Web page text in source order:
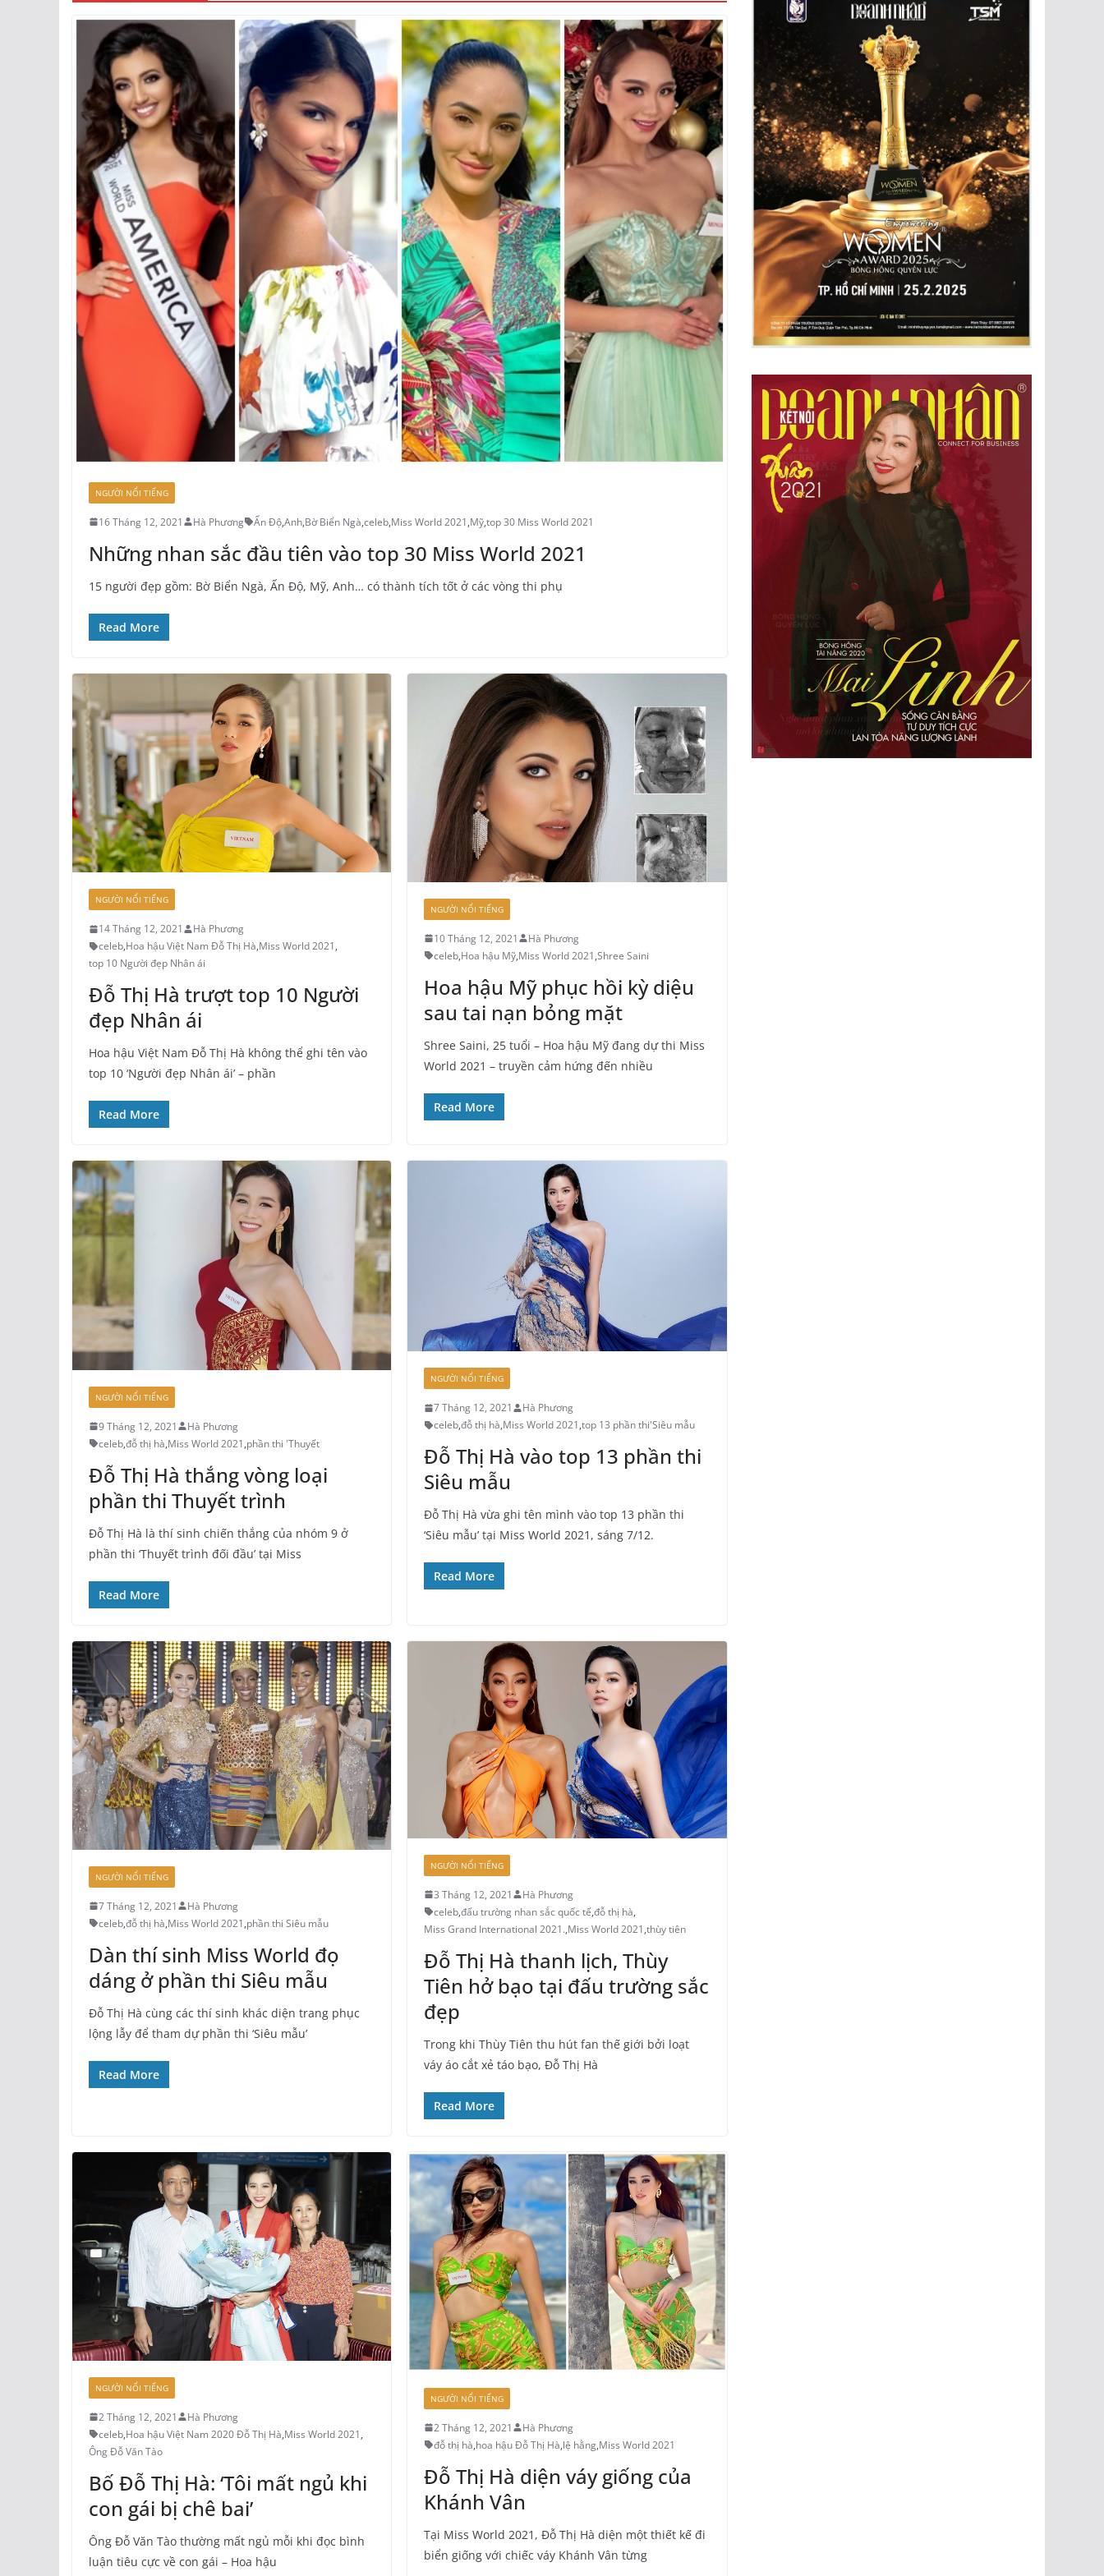
NGƯỜI NỔI TIẾNG
16 Tháng 12, 2021 Hà Phương Ấn Độ,Anh,Bờ Biển Ngà,celeb,Miss World 2021,Mỹ,top 30 Miss World 2021
Những nhan sắc đầu tiên vào top 30 Miss World 2021
15 người đẹp gồm: Bờ Biển Ngà, Ấn Độ, Mỹ, Anh… có thành tích tốt ở các vòng thi phụ
Read More
NGƯỜI NỔI TIẾNG
14 Tháng 12, 2021
Hà Phương
celeb,Hoa hậu Việt Nam Đỗ Thị Hà,Miss World 2021,
top 10 Người đẹp Nhân ái
Đỗ Thị Hà trượt top 10 Người
đẹp Nhân ái
Hoa hậu Việt Nam Đỗ Thị Hà không thể ghi tên vào
top 10 ‘Người đẹp Nhân ái’ – phần
Read More
NGƯỜI NỔI TIẾNG
10 Tháng 12, 2021
Hà Phương
celeb,Hoa hậu Mỹ,Miss World 2021,Shree Saini
Hoa hậu Mỹ phục hồi kỳ diệu
sau tai nạn bỏng mặt
Shree Saini, 25 tuổi – Hoa hậu Mỹ đang dự thi Miss
World 2021 – truyền cảm hứng đến nhiều
Read More
NGƯỜI NỔI TIẾNG
9 Tháng 12, 2021
Hà Phương
celeb,đỗ thị hà,Miss World 2021,phần thi 'Thuyết
Đỗ Thị Hà thắng vòng loại
phần thi Thuyết trình
Đỗ Thị Hà là thí sinh chiến thắng của nhóm 9 ở
phần thi ‘Thuyết trình đối đầu’ tại Miss
Read More
NGƯỜI NỔI TIẾNG
7 Tháng 12, 2021
Hà Phương
celeb,đỗ thị hà,Miss World 2021,top 13 phần thi'Siêu mẫu
Đỗ Thị Hà vào top 13 phần thi
Siêu mẫu
Đỗ Thị Hà vừa ghi tên mình vào top 13 phần thi
‘Siêu mẫu’ tại Miss World 2021, sáng 7/12.
Read More
NGƯỜI NỔI TIẾNG
7 Tháng 12, 2021
Hà Phương
celeb,đỗ thị hà,Miss World 2021,phần thi Siêu mẫu
Dàn thí sinh Miss World đọ
dáng ở phần thi Siêu mẫu
Đỗ Thị Hà cùng các thí sinh khác diện trang phục
lộng lẫy để tham dự phần thi ‘Siêu mẫu’
Read More
NGƯỜI NỔI TIẾNG
3 Tháng 12, 2021
Hà Phương
celeb,đấu trường nhan sắc quốc tế,đỗ thị hà,
Miss Grand International 2021.,Miss World 2021,thùy tiên
Đỗ Thị Hà thanh lịch, Thùy
Tiên hở bạo tại đấu trường sắc
đẹp
Trong khi Thùy Tiên thu hút fan thế giới bởi loạt
váy áo cắt xẻ táo bạo, Đỗ Thị Hà
Read More
NGƯỜI NỔI TIẾNG
2 Tháng 12, 2021
Hà Phương
celeb,Hoa hậu Việt Nam 2020 Đỗ Thị Hà,Miss World 2021,
Ông Đỗ Văn Tào
Bố Đỗ Thị Hà: ‘Tôi mất ngủ khi
con gái bị chê bai’
Ông Đỗ Văn Tào thường mất ngủ mỗi khi đọc bình
luận tiêu cực về con gái – Hoa hậu
NGƯỜI NỔI TIẾNG
2 Tháng 12, 2021
Hà Phương
đỗ thị hà,hoa hậu Đỗ Thị Hà,lệ hằng,Miss World 2021
Đỗ Thị Hà diện váy giống của
Khánh Vân
Tại Miss World 2021, Đỗ Thị Hà diện một thiết kế đi
biển giống với chiếc váy Khánh Vân từng